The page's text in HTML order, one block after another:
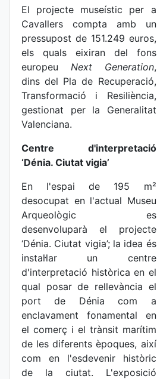
El projecte museístic per a
Cavallers compta amb un
pressupost de 151.249 euros,
els quals eixiran del fons
europeu Next Generation,
dins del Pla de Recuperació,
Transformació i Resiliència,
gestionat per la Generalitat
Valenciana.
Centre d'interpretació
‘Dénia. Ciutat vigia’
En l'espai de 195 m²
desocupat en l'actual Museu
Arqueològic es
desenvoluparà el projecte
‘Dénia. Ciutat vigia’; la idea és
instal·lar un centre
d'interpretació històrica en el
qual posar de rellevància el
port de Dénia com a
enclavament fonamental en
el comerç i el trànsit marítim
de les diferents èpoques, així
com en l'esdevenir històric
de la ciutat. L'exposició